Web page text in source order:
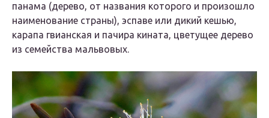
панама (дерево, от названия которого и произошло
наименование страны), эспаве или дикий кешью,
карапа гвианская и пачира кината, цветущее дерево
из семейства мальвовых.